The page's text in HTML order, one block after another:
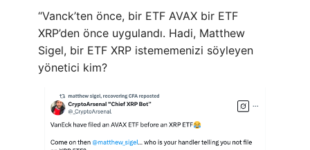
“Vanck’ten önce, bir ETF AVAX bir ETF
XRP’den önce uygulandı. Hadi, Matthew
Sigel, bir ETF XRP istememenizi söyleyen
yönetici kim?